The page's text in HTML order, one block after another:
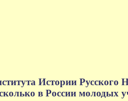
Истории Русского
в России молодых